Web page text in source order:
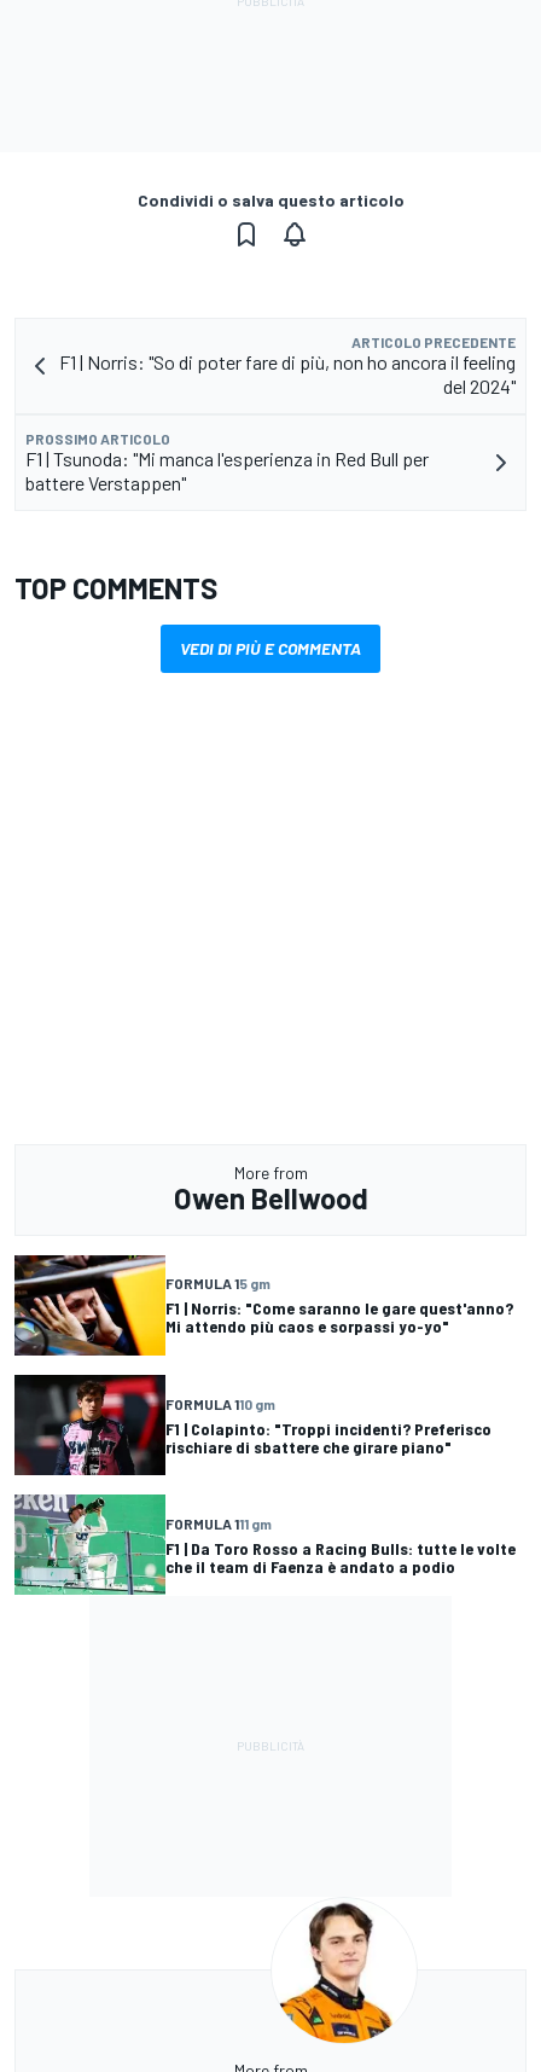
Condividi o salva questo articolo
ARTICOLO PRECEDENTE
F1 | Norris: "So di poter fare di più, non ho ancora il feeling
del 2024"
PROSSIMO ARTICOLO
F1 | Tsunoda: "Mi manca l'esperienza in Red Bull per
battere Verstappen"
TOP COMMENTS
VEDI DI PIÙ E COMMENTA
More from
Owen Bellwood
FORMULA 15 gm
F1 | Norris: "Come saranno le gare quest'anno?
Mi attendo più caos e sorpassi yo-yo"
FORMULA 110 gm
F1 | Colapinto: "Troppi incidenti? Preferisco
rischiare di sbattere che girare piano"
FORMULA 111 gm
F1 | Da Toro Rosso a Racing Bulls: tutte le volte
che il team di Faenza è andato a podio